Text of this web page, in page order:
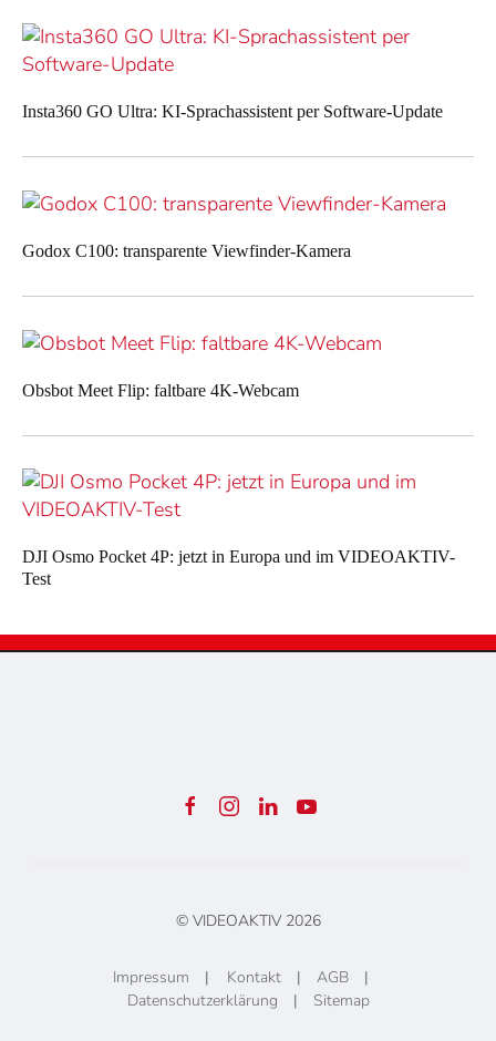
Insta360 GO Ultra: KI-Sprachassistent per Software-Update
Godox C100: transparente Viewfinder-Kamera
Obsbot Meet Flip: faltbare 4K-Webcam
DJI Osmo Pocket 4P: jetzt in Europa und im VIDEOAKTIV-
Test
© VIDEOAKTIV 2026
Impressum | Kontakt| AGB|
Datenschutzerklärung | Sitemap